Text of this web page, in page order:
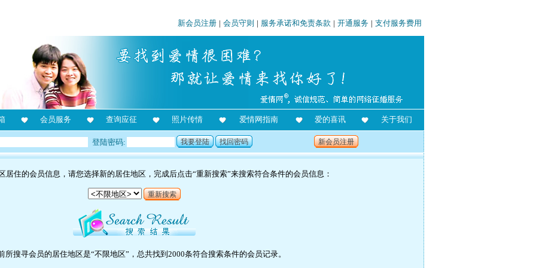
新会员注册 | 会员守则 | 服务承诺和免责条款 | 开通服务 | 支付服务费用
会员服务 查询应征 照片传情 爱情网指南 爱的喜讯 关于我们
登陆密码: 我要登陆 找回密码 新会员注册
居住的会员信息，请您选择新的居住地区，完成后点击“重新搜索”来搜索符合条件的会员信息：
重新搜索
所搜寻会员的居住地区是“不限地区”，总共找到2000条符合搜索条件的会员记录。